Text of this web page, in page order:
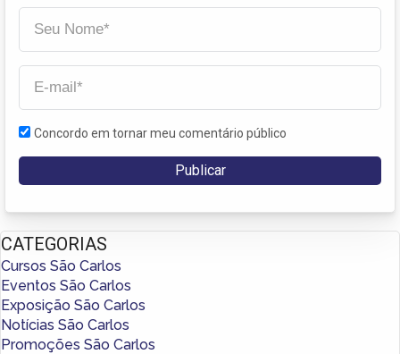
Concordo em tornar meu comentário público
CATEGORIAS
Cursos São Carlos
Eventos São Carlos
Exposição São Carlos
Notícias São Carlos
Promoções São Carlos